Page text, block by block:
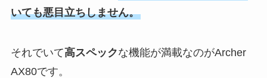
いても悪目立ちしません。
それでいて高スペックな機能が満載なのがArcher
AX80です。